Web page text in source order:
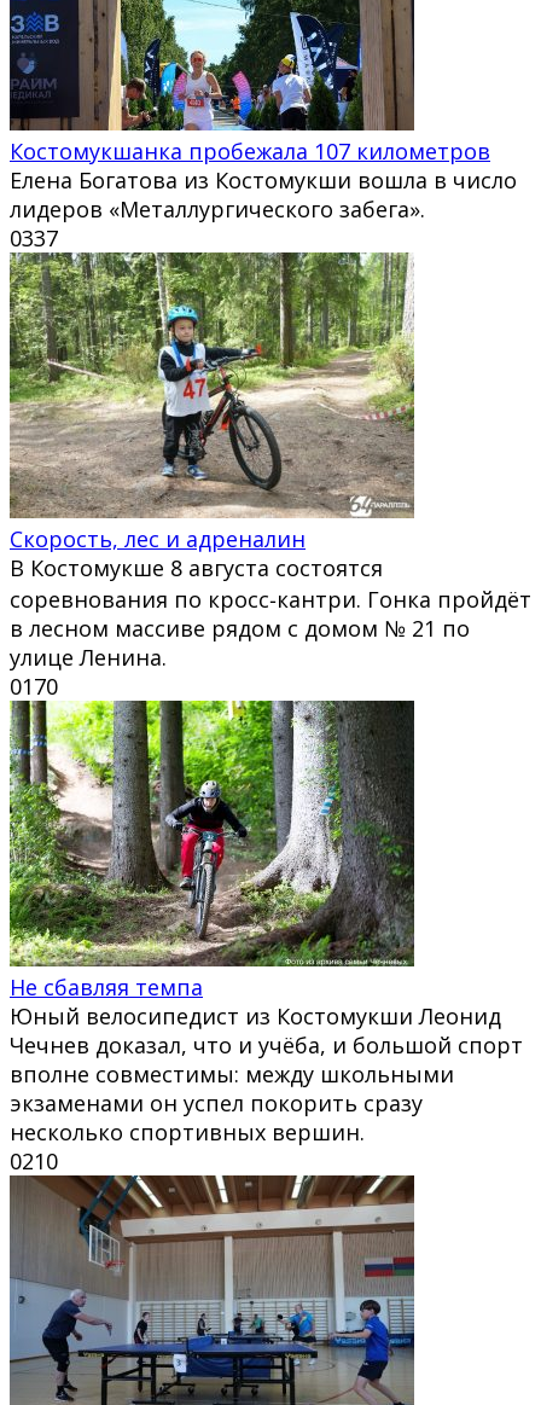
Костомукшанка пробежала 107 километров
Елена Богатова из Костомукши вошла в число
лидеров «Металлургического забега».
0337
Скорость, лес и адреналин
В Костомукше 8 августа состоятся
соревнования по кросс‑кантри. Гонка пройдёт
в лесном массиве рядом с домом № 21 по
улице Ленина.
0170
Не сбавляя темпа
Юный велосипедист из Костомукши Леонид
Чечнев доказал, что и учёба, и большой спорт
вполне совместимы: между школьными
экзаменами он успел покорить сразу
несколько спортивных вершин.
0210